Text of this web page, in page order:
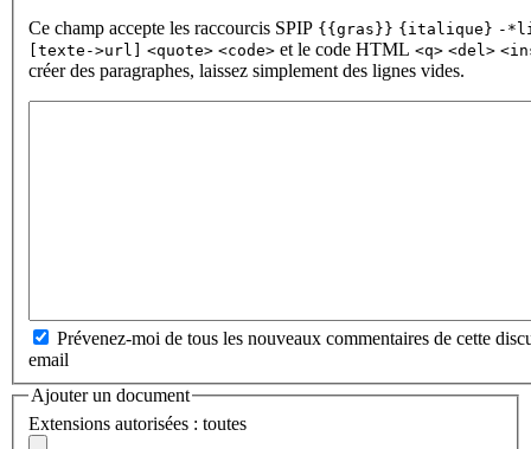
Ce champ accepte les raccourcis SPIP {{gras}} {italique} -
[texte->url]
<quote> <code> et le code HTML <q> <del>
créer des paragraphes, laissez simplement des lignes vides.
Prévenez-moi de tous les nouveaux commentaires de cette
email
Ajouter un document
Extensions autorisées : toutes